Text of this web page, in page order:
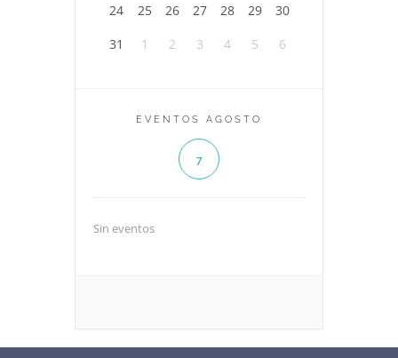
24
25 26 27 28 29
30
31
1 2 3 4 5 6
EVENTOS AGOSTO
7
Sin eventos